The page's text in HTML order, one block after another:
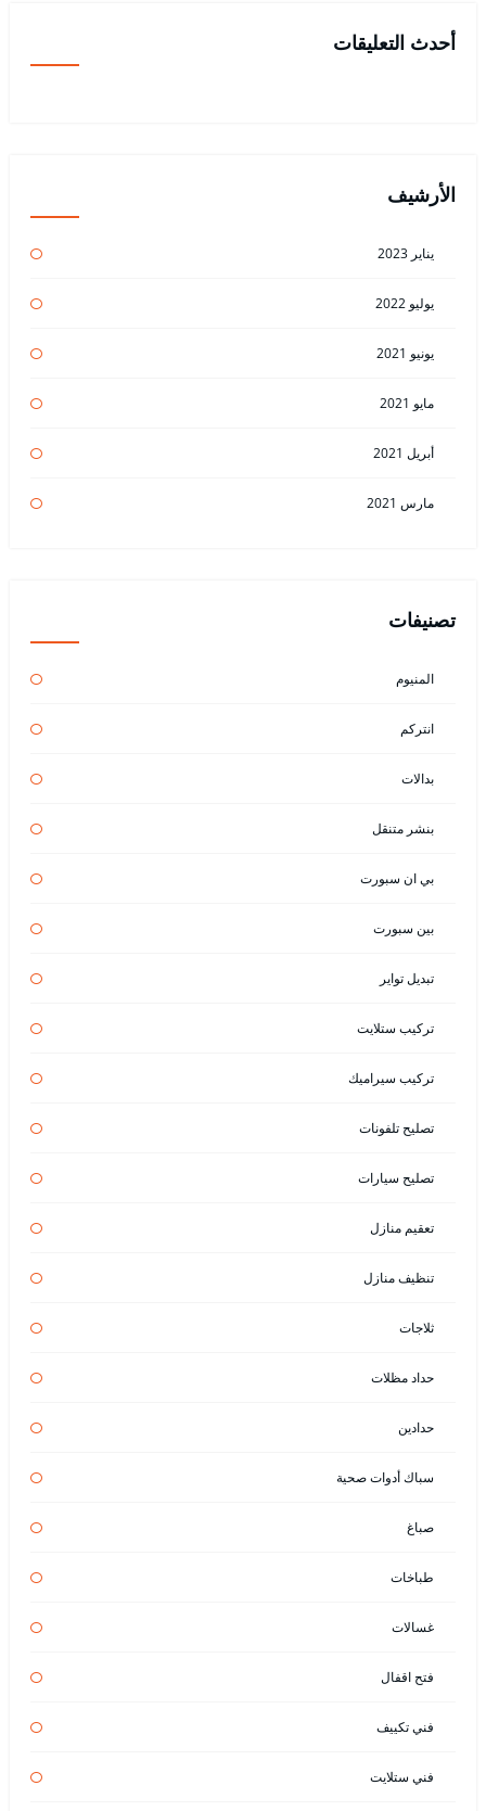
أحدث التعليقات
الأرشيف
يناير 2023
يوليو 2022
يونيو 2021
مايو 2021
أبريل 2021
مارس 2021
تصنيفات
المنيوم
انتركم
بدالات
بنشر متنقل
بي ان سبورت
بين سبورت
تبديل تواير
تركيب ستلايت
تركيب سيراميك
تصليح تلفونات
تصليح سيارات
تعقيم منازل
تنظيف منازل
ثلاجات
حداد مظلات
حدادين
سباك أدوات صحية
صباغ
طباخات
غسالات
فتح اقفال
فني تكييف
فني ستلايت